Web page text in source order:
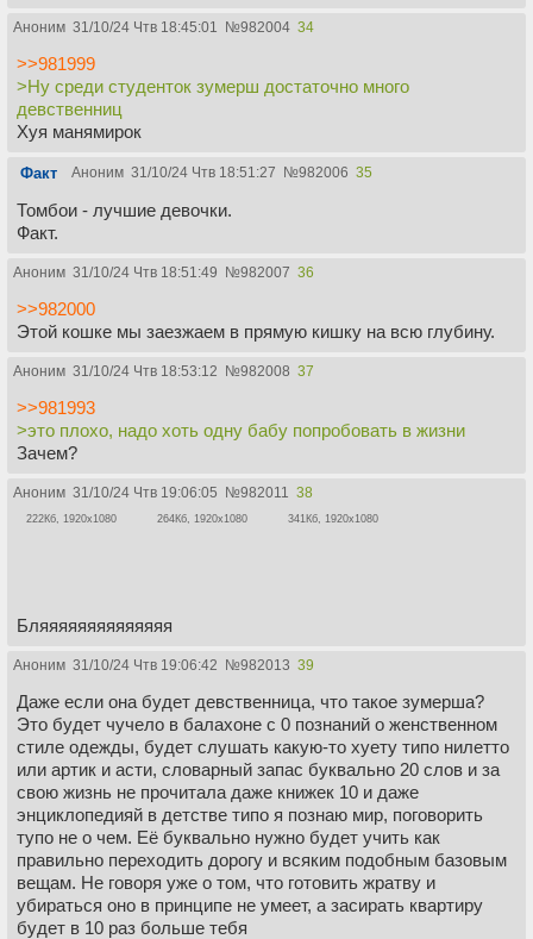
Аноним 31/10/24 Чтв 18:45:01 №982004 34
>>981999
>Ну среди студенток зумерш достаточно много
девственниц
Хуя манямирок
Факт Аноним 31/10/24 Чтв 18:51:27 №982006 35
Томбои - лучшие девочки.
Факт.
Аноним 31/10/24 Чтв 18:51:49 №982007 36
>>982000
Этой кошке мы заезжаем в прямую кишку на всю глубину.
Аноним 31/10/24 Чтв 18:53:12 №982008 37
>>981993
>это плохо, надо хоть одну бабу попробовать в жизни
Зачем?
Аноним 31/10/24 Чтв 19:06:05 №982011 38
222Кб, 1920x1080 264Кб, 1920x1080 341Кб, 1920x1080
Бляяяяяяяяяяяяяя
Аноним 31/10/24 Чтв 19:06:42 №982013 39
Даже если она будет девственница, что такое зумерша?
Это будет чучело в балахоне с 0 познаний о женственном
стиле одежды, будет слушать какую-то хуету типо нилетто
или артик и асти, словарный запас буквально 20 слов и за
свою жизнь не прочитала даже книжек 10 и даже
энциклопедияй в детстве типо я познаю мир, поговорить
тупо не о чем. Её буквально нужно будет учить как
правильно переходить дорогу и всяким подобным базовым
вещам. Не говоря уже о том, что готовить жратву и
убираться оно в принципе не умеет, а засирать квартиру
будет в 10 раз больше тебя